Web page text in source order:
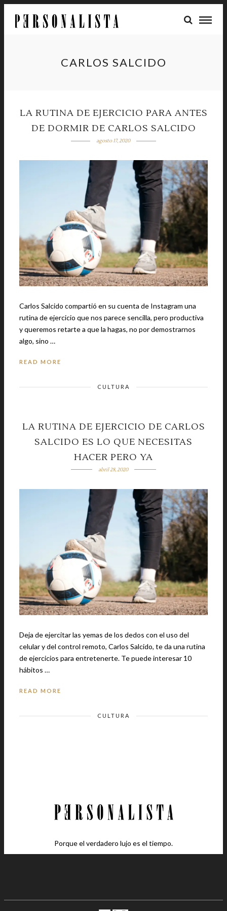
CARLOS SALCIDO
LA RUTINA DE EJERCICIO PARA ANTES
DE DORMIR DE CARLOS SALCIDO
agosto 17, 2020
Carlos Salcido compartió en su cuenta de Instagram una
rutina de ejercicio que nos parece sencilla, pero productiva
y queremos retarte a que la hagas, no por demostrarnos
algo, sino …
READ MORE
CULTURA
LA RUTINA DE EJERCICIO DE CARLOS
SALCIDO ES LO QUE NECESITAS
HACER PERO YA
abril 28, 2020
Deja de ejercitar las yemas de los dedos con el uso del
celular y del control remoto, Carlos Salcido, te da una rutina
de ejercicios para entretenerte. Te puede interesar 10
hábitos …
READ MORE
CULTURA
Porque el verdadero lujo es el tiempo.